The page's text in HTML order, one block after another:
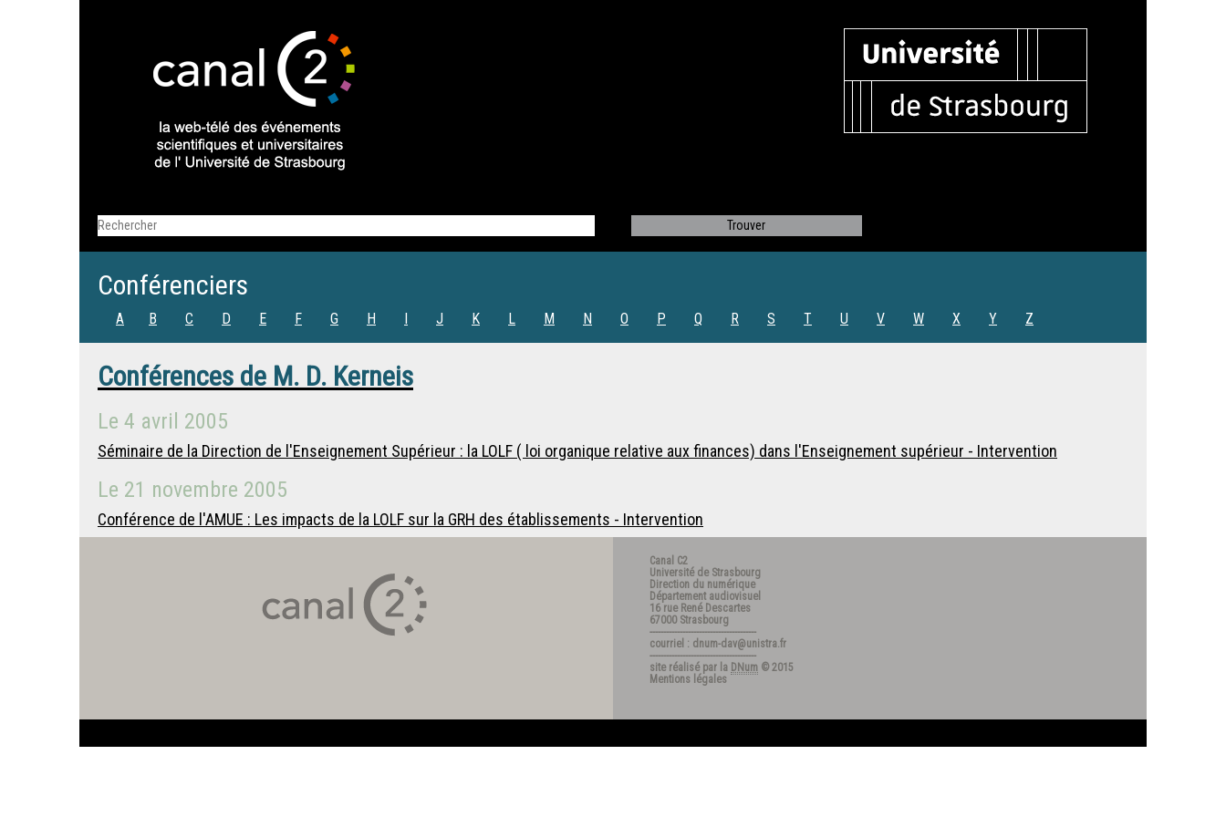
Conférenciers
A B C D E F G H I J K L M N O P Q R S T U V W X Y Z
Conférences de M. D. Kerneis
Le 4 avril 2005
Séminaire de la Direction de l'Enseignement Supérieur : la LOLF ( loi organique relative aux finances) dans l'Enseignement supérieur - Intervention
Le 21 novembre 2005
Conférence de l'AMUE : Les impacts de la LOLF sur la GRH des établissements - Intervention
Canal C2
Université de Strasbourg
Direction du numérique
Département audiovisuel
16 rue René Descartes
67000 Strasbourg
---------------------------------------
courriel : dnum-dav@unistra.fr
---------------------------------------
site réalisé par la DNum © 2015
Mentions légales